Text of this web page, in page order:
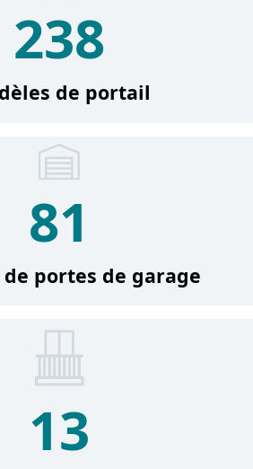
238
de portail
81
portes de garage
13